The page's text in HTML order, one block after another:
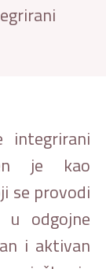
integrirani
je kao
se provodi
u odgojne
i aktivan